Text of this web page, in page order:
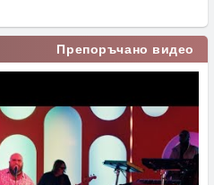
Препоръчано видео